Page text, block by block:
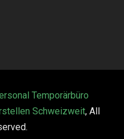
Temporärbüro
Schweizweit, All